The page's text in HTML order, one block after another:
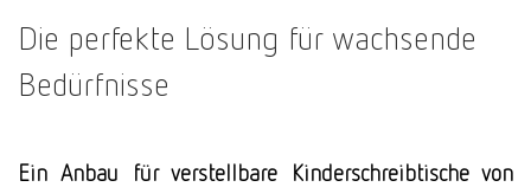
Die perfekte Lösung für wachsende
Bedürfnisse
Ein Anbau für verstellbare Kinderschreibtische von